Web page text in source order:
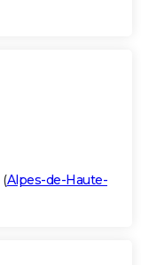
(Alpes-de-Haute-